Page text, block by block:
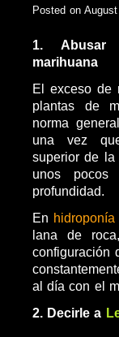
Posted on
1.
marihuana
El exceso de
plantas de
norma
una vez
superior de la
unos pocos
profundidad.
En hidroponía
lana de
configuración
al día con el
2. Decirle a